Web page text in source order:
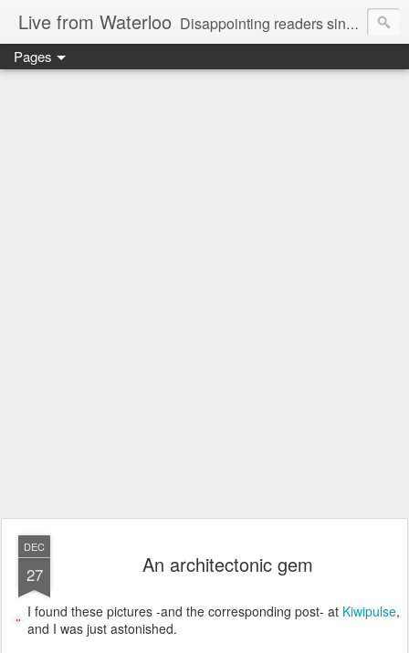
Live from Waterloo Disappointing readers since 2006
Pages
DEC
27 An architectonic gem
I found these pictures -and the corresponding post- at Kiwipulse,
and I was just astonished.